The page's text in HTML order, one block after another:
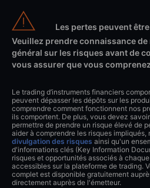
Les pertes peuvent
Veuillez prendre connaissance
général sur les risques avant de
vous assurer que vous
Le trading d’instruments financiers
peuvent dépasser les dépôts sur les
comprendre comment fonctionnent nos
ils comportent. De plus, vous devez
permettre de prendre un risque élevé de
aider à comprendre les risques
divulgation des risques ainsi qu'un
d'informations clés (Key Information
risques et opportunités associés à
accessibles sur la plateforme de trading.
complet est disponible gratuitement
directement auprès de l'émetteur.